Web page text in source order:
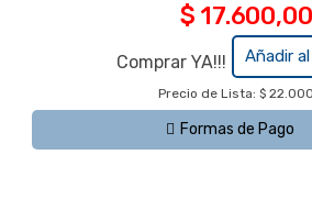
$ 17.600,00
Comprar YA!!!
Genius
Ergo
Añadir
Precio de Lista: $
Formas de Pago